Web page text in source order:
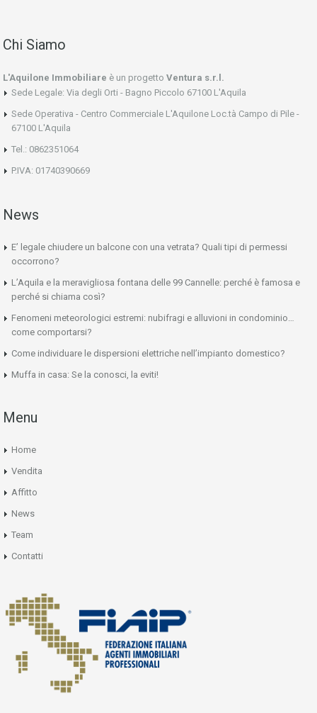
Chi Siamo
L'Aquilone Immobiliare è un progetto Ventura s.r.l.
Sede Legale: Via degli Orti - Bagno Piccolo 67100 L'Aquila
Sede Operativa - Centro Commerciale L'Aquilone Loc.tà Campo di Pile -
67100 L'Aquila
Tel.: 0862351064
P.IVA: 01740390669
News
E’ legale chiudere un balcone con una vetrata? Quali tipi di permessi
occorrono?
L’Aquila e la meravigliosa fontana delle 99 Cannelle: perché è famosa e
perché si chiama così?
Fenomeni meteorologici estremi: nubifragi e alluvioni in condominio…
come comportarsi?
Come individuare le dispersioni elettriche nell’impianto domestico?
Muffa in casa: Se la conosci, la eviti!
Menu
Home
Vendita
Affitto
News
Team
Contatti